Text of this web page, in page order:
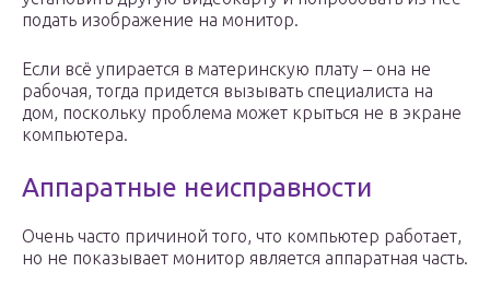
подать изображение на монитор.
Если всё упирается в материнскую плату – она не
рабочая, тогда придется вызывать специалиста на
дом, поскольку проблема может крыться не в экране
компьютера.
Аппаратные неисправности
Очень часто причиной того, что компьютер работает,
но не показывает монитор является аппаратная часть.